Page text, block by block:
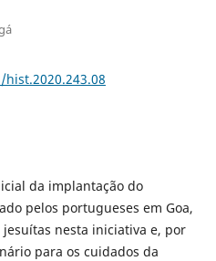
da implantação do
pelos portugueses em Goa,
nesta iniciativa e, por
para os cuidados da